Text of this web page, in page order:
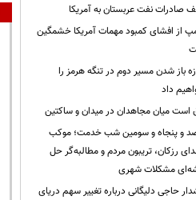
صادرات نفت عربستان به آمریکا
از افشای کمبود مهمات آمریکا خشمگین
باز شدن مسیر دوم در تنگه هرمز را
داد
است میان مجاهدان در میدان و ساکتین
و پنجاه و سومین شب خدمت؛ موکب
رزکان، تریبون مردم و مطالبه‌گر حل
مشکلات شهری
حاجی دلیگانی درباره تغییر سهم دریای